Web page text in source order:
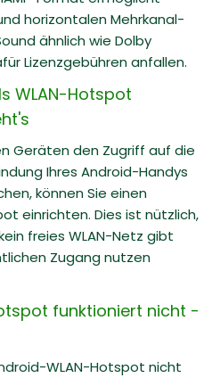
horizontalen Mehrkanal-
ähnlich wie Dolby
Lizenzgebühren anfallen.
WLAN-Hotspot
Geräten den Zugriff auf die
Ihres Android-Handys
können Sie einen
einrichten. Dies ist nützlich,
freies WLAN-Netz gibt
Zugang nutzen
funktioniert nicht -
WLAN-Hotspot nicht